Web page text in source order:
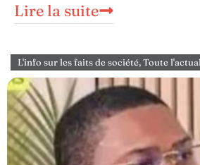
Lire la suite
L'info sur les faits de société,Toute